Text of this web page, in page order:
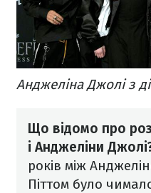
Анджеліна Джолі з
Що відомо про
і Анджеліни
років між
Піттом було